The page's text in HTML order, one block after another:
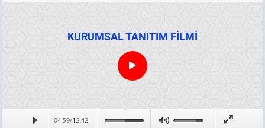
KURUMSAL TANITIM FİLMİ